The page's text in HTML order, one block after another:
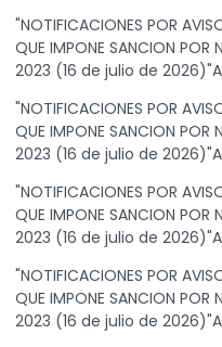
"NOTIFICACIONES POR
QUE IMPONE SANCION POR
2023 (16 de julio de
"NOTIFICACIONES POR
QUE IMPONE SANCION POR
2023 (16 de julio de
"NOTIFICACIONES POR
QUE IMPONE SANCION POR
2023 (16 de julio de
"NOTIFICACIONES POR
QUE IMPONE SANCION POR
2023 (16 de julio de